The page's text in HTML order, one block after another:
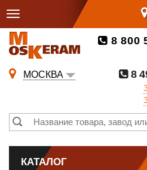
8 800
МОСКВА
8
КАТАЛОГ